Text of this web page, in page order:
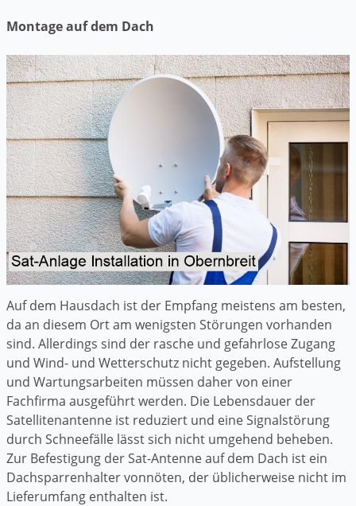
Montage auf dem Dach
Auf dem Hausdach ist der Empfang meistens am besten,
da an diesem Ort am wenigsten Störungen vorhanden
sind. Allerdings sind der rasche und gefahrlose Zugang
und Wind- und Wetterschutz nicht gegeben. Aufstellung
und Wartungsarbeiten müssen daher von einer
Fachfirma ausgeführt werden. Die Lebensdauer der
Satellitenantenne ist reduziert und eine Signalstörung
durch Schneefälle lässt sich nicht umgehend beheben.
Zur Befestigung der Sat-Antenne auf dem Dach ist ein
Dachsparrenhalter vonnöten, der üblicherweise nicht im
Lieferumfang enthalten ist.